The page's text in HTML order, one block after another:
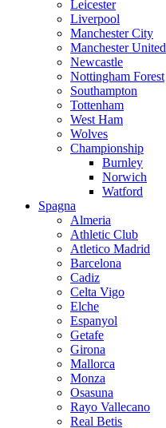
Leicester
Liverpool
Manchester City
Manchester United
Newcastle
Nottingham Forest
Southampton
Tottenham
West Ham
Wolves
Championship
Burnley
Norwich
Watford
Spagna
Almeria
Athletic Club
Atletico Madrid
Barcelona
Cadiz
Celta Vigo
Elche
Espanyol
Getafe
Girona
Mallorca
Monza
Osasuna
Rayo Vallecano
Real Betis